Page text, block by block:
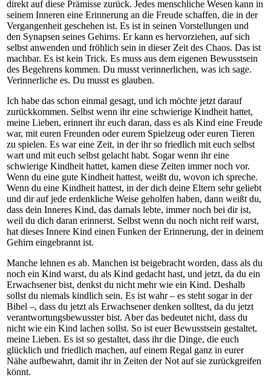
direkt auf diese Prämisse zurück. Jedes menschliche Wesen kann in
seinem Inneren eine Erinnerung an die Freude schaffen, die in der
Vergangenheit geschehen ist. Es ist in seinen Vorstellungen und
den Synapsen seines Gehirns. Er kann es hervorziehen, auf sich
selbst anwenden und fröhlich sein in dieser Zeit des Chaos. Das ist
machbar. Es ist kein Trick. Es muss aus dem eigenen Bewusstsein
des Begehrens kommen. Du musst verinnerlichen, was ich sage.
Verinnerliche es. Du musst es glauben.
Ich habe das schon einmal gesagt, und ich möchte jetzt darauf
zurückkommen. Selbst wenn ihr eine schwierige Kindheit hattet,
meine Lieben, erinnert ihr euch daran, dass es als Kind eine Freude
war, mit euren Freunden oder eurem Spielzeug oder euren Tieren
zu spielen. Es war eine Zeit, in der ihr so friedlich mit euch selbst
wart und mit euch selbst gelacht habt. Sogar wenn ihr eine
schwierige Kindheit hattet, kamen diese Zeiten immer noch vor.
Wenn du eine gute Kindheit hattest, weißt du, wovon ich spreche.
Wenn du eine Kindheit hattest, in der dich deine Eltern sehr geliebt
und dir auf jede erdenkliche Weise geholfen haben, dann weißt du,
dass dein Inneres Kind, das damals lebte, immer noch bei dir ist,
weil du dich daran erinnerst. Selbst wenn du noch nicht reif warst,
hat dieses Innere Kind einen Funken der Erinnerung, der in deinem
Gehirn eingebrannt ist.
Manche lehnen es ab. Manchen ist beigebracht worden, dass als du
noch ein Kind warst, du als Kind gedacht hast, und jetzt, da du ein
Erwachsener bist, denkst du nicht mehr wie ein Kind. Deshalb
sollst du niemals kindlich sein. Es ist wahr – es steht sogar in der
Bibel –, dass du jetzt als Erwachsener denken solltest, da du jetzt
verantwortungsbewusster bist. Aber das bedeutet nicht, dass du
nicht wie ein Kind lachen sollst. So ist euer Bewusstsein gestaltet,
meine Lieben. Es ist so gestaltet, dass ihr die Dinge, die euch
glücklich und friedlich machen, auf einem Regal ganz in eurer
Nähe aufbewahrt, damit ihr in Zeiten der Not auf sie zurückgreifen
könnt.